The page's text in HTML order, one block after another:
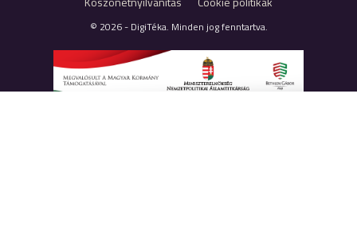
© 2026 - DigiTéka. Minden jog fenntartva.